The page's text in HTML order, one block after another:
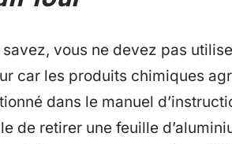
vous ne devez pas
car les produits chimiques
dans le manuel
de retirer une feuille